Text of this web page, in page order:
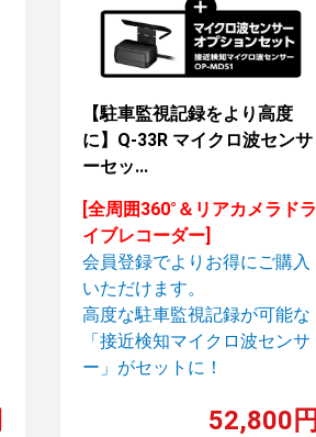
【駐車監視記録をより高度
に】Q-33R マイクロ波センサ
ーセッ...
[全周囲360°＆リアカメラドラ
イブレコーダー]
会員登録でよりお得にご購入
いただけます。
高度な駐車監視記録が可能な
「接近検知マイクロ波センサ
ー」がセットに！
52,800円